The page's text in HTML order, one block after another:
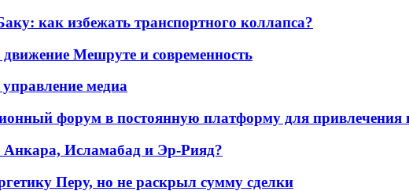
как избежать транспортного коллапса?
Мешруте и современность
медиа
форум в постоянную платформу для привлечения
Анкара, Исламабад и Эр-Рияд?
Перу, но не раскрыл сумму сделки